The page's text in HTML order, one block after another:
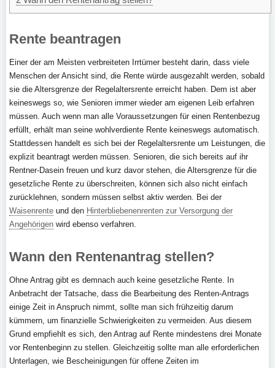
Rente beantragen
Einer der am Meisten verbreiteten Irrtümer besteht darin, dass viele
Menschen der Ansicht sind, die Rente würde ausgezahlt werden, sobald
sie die Altersgrenze der Regelaltersrente erreicht haben. Dem ist aber
keineswegs so, wie Senioren immer wieder am eigenen Leib erfahren
müssen. Auch wenn man alle Voraussetzungen für einen Rentenbezug
erfüllt, erhält man seine wohlverdiente Rente keineswegs automatisch.
Stattdessen handelt es sich bei der Regelaltersrente um Leistungen, die
explizit beantragt werden müssen. Senioren, die sich bereits auf ihr
Rentner-Dasein freuen und kurz davor stehen, die Altersgrenze für die
gesetzliche Rente zu überschreiten, können sich also nicht einfach
zurücklehnen, sondern müssen selbst aktiv werden. Bei der
Waisenrente und den Hinterbliebenenrenten zur Versorgung der
Angehörigen wird ebenso verfahren.
Wann den Rentenantrag stellen?
Ohne Antrag gibt es demnach auch keine gesetzliche Rente. In
Anbetracht der Tatsache, dass die Bearbeitung des Renten-Antrags
einige Zeit in Anspruch nimmt, sollte man sich frühzeitig darum
kümmern, um finanzielle Schwierigkeiten zu vermeiden. Aus diesem
Grund empfiehlt es sich, den Antrag auf Rente mindestens drei Monate
vor Rentenbeginn zu stellen. Gleichzeitig sollte man alle erforderlichen
Unterlagen, wie Bescheinigungen für offene Zeiten im